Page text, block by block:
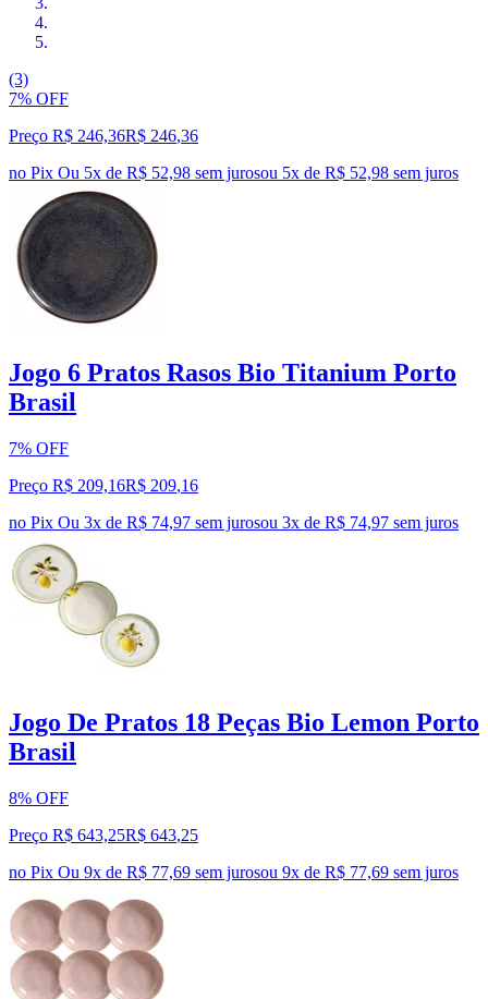
(3)
7% OFF
Preço R$ 246,36R$ 246,36
no Pix Ou 5x de R$ 52,98 sem jurosou 5x de R$ 52,98 sem juros
Jogo 6 Pratos Rasos Bio Titanium Porto
Brasil
7% OFF
Preço R$ 209,16R$ 209,16
no Pix Ou 3x de R$ 74,97 sem jurosou 3x de R$ 74,97 sem juros
Jogo De Pratos 18 Peças Bio Lemon Porto
Brasil
8% OFF
Preço R$ 643,25R$ 643,25
no Pix Ou 9x de R$ 77,69 sem jurosou 9x de R$ 77,69 sem juros